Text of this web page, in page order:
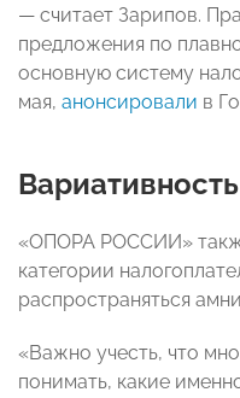
— считает Зарипов.
предложения по
основную систему
мая, анонсировали в
«ОПОРА РОССИИ»
категории
распространяться
«Важно учесть, что
понимать, какие